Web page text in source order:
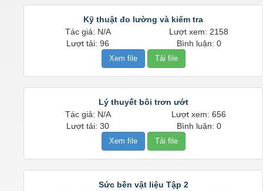
Kỹ thuật đo lường và kiểm tra
Tác giả: N/A
Lượt xem: 2158
Lượt tải: 96
Bình luận: 0
Xem file Tải file
Lý thuyết bôi trơn ướt
Tác giả: N/A
Lượt xem: 656
Lượt tải: 30
Bình luận: 0
Xem file Tải file
Sức bền vật liệu Tập 2